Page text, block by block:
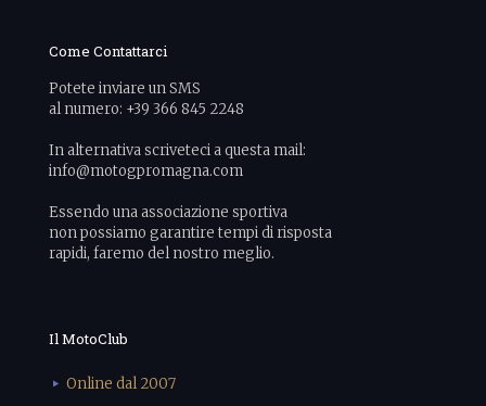
Come Contattarci
Potete inviare un SMS
al numero: +39 366 845 2248
In alternativa scriveteci a questa mail:
info@motogpromagna.com
Essendo una associazione sportiva
non possiamo garantire tempi di risposta
rapidi, faremo del nostro meglio.
Il MotoClub
Online dal 2007